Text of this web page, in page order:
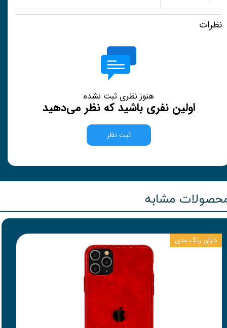
نظرات
هنوز نظری ثبت نشده
اولین نفری باشید که نظر می‌دهید
ثبت نظر
مشابه
دارای رنگ بندی